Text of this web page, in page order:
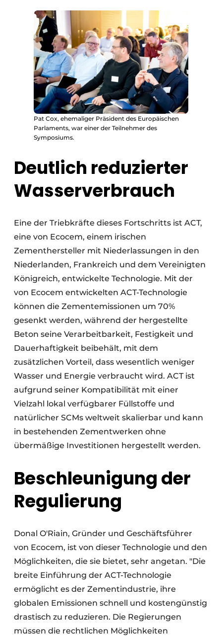
Pat Cox, ehemaliger Präsident des Europäischen
Parlaments, war einer der Teilnehmer des
Symposiums.
Deutlich reduzierter
Wasserverbrauch
Eine der Triebkräfte dieses Fortschritts ist ACT,
eine von Ecocem, einem irischen
Zementhersteller mit Niederlassungen in den
Niederlanden, Frankreich und dem Vereinigten
Königreich, entwickelte Technologie. Mit der
von Ecocem entwickelten ACT-Technologie
können die Zementemissionen um 70%
gesenkt werden, während der hergestellte
Beton seine Verarbeitbarkeit, Festigkeit und
Dauerhaftigkeit beibehält, mit dem
zusätzlichen Vorteil, dass wesentlich weniger
Wasser und Energie verbraucht wird. ACT ist
aufgrund seiner Kompatibilität mit einer
Vielzahl lokal verfügbarer Füllstoffe und
natürlicher SCMs weltweit skalierbar und kann
in bestehenden Zementwerken ohne
übermäßige Investitionen hergestellt werden.
Beschleunigung der
Regulierung
Donal O'Riain, Gründer und Geschäftsführer
von Ecocem, ist von dieser Technologie und den
Möglichkeiten, die sie bietet, sehr angetan. "Die
breite Einführung der ACT-Technologie
ermöglicht es der Zementindustrie, ihre
globalen Emissionen schnell und kostengünstig
drastisch zu reduzieren. Die Regierungen
müssen die rechtlichen Möglichkeiten